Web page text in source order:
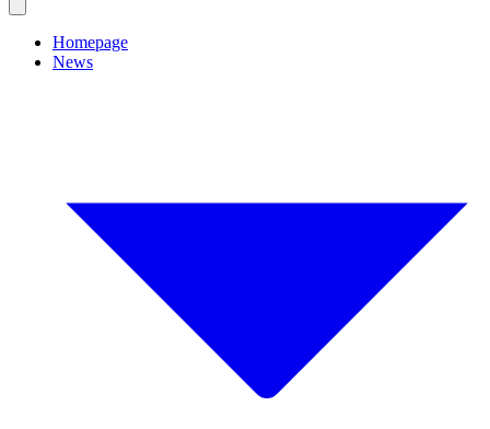
Homepage
News